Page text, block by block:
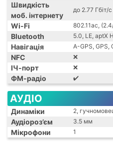
Швидкість
моб. інтернету
до 2.77 Гбіт/
Wi-Fi 802.11ac,
Bluetooth 5.0, LE, aptX
Навігація A-GPS, GPS,
NFC ❌
ІЧ-порт ❌
ФМ-радіо ✔️
АУДІО
Динаміки 2,
Аудіороз’єм 3.5 мм
Мікрофони 1